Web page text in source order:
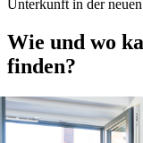
Unterkunft in der
Wie und wo
finden?